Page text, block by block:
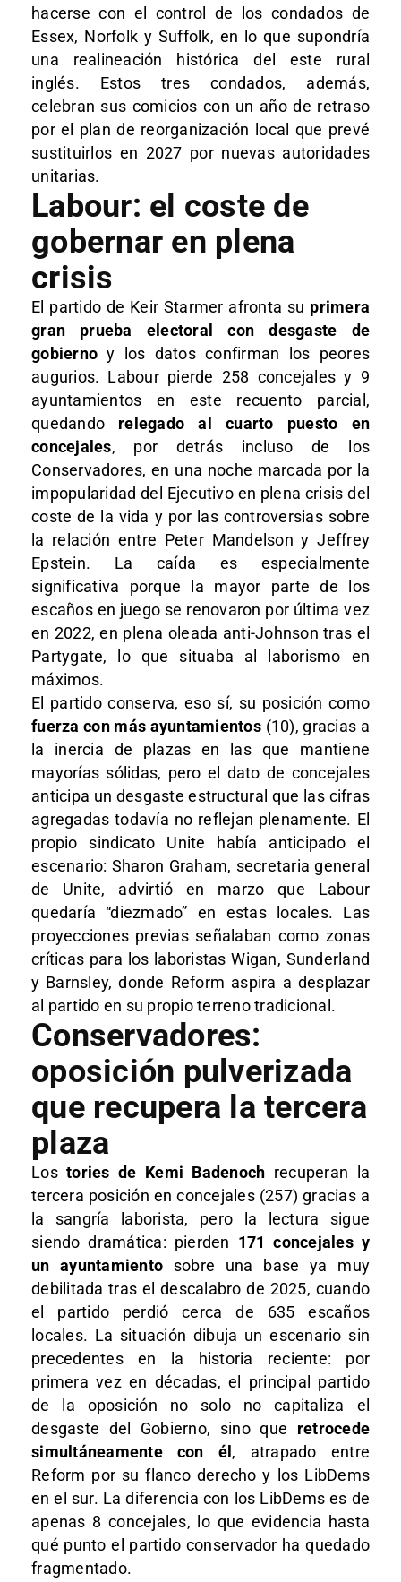
hacerse con el control de los condados de
Essex, Norfolk y Suffolk, en lo que supondría
una realineación histórica del este rural
inglés. Estos tres condados, además,
celebran sus comicios con un año de retraso
por el plan de reorganización local que prevé
sustituirlos en 2027 por nuevas autoridades
unitarias.
Labour: el coste de
gobernar en plena
crisis
El partido de Keir Starmer afronta su primera
gran prueba electoral con desgaste de
gobierno y los datos confirman los peores
augurios. Labour pierde 258 concejales y 9
ayuntamientos en este recuento parcial,
quedando relegado al cuarto puesto en
concejales, por detrás incluso de los
Conservadores, en una noche marcada por la
impopularidad del Ejecutivo en plena crisis del
coste de la vida y por las controversias sobre
la relación entre Peter Mandelson y Jeffrey
Epstein. La caída es especialmente
significativa porque la mayor parte de los
escaños en juego se renovaron por última vez
en 2022, en plena oleada anti-Johnson tras el
Partygate, lo que situaba al laborismo en
máximos.
El partido conserva, eso sí, su posición como
fuerza con más ayuntamientos (10), gracias a
la inercia de plazas en las que mantiene
mayorías sólidas, pero el dato de concejales
anticipa un desgaste estructural que las cifras
agregadas todavía no reflejan plenamente. El
propio sindicato Unite había anticipado el
escenario: Sharon Graham, secretaria general
de Unite, advirtió en marzo que Labour
quedaría “diezmado” en estas locales. Las
proyecciones previas señalaban como zonas
críticas para los laboristas Wigan, Sunderland
y Barnsley, donde Reform aspira a desplazar
al partido en su propio terreno tradicional.
Conservadores:
oposición pulverizada
que recupera la tercera
plaza
Lostories de Kemi Badenoch recuperan la
tercera posición en concejales (257) gracias a
la sangría laborista, pero la lectura sigue
siendo dramática: pierden 171 concejales y
un ayuntamiento sobre una base ya muy
debilitada tras el descalabro de 2025, cuando
el partido perdió cerca de 635 escaños
locales. La situación dibuja un escenario sin
precedentes en la historia reciente: por
primera vez en décadas, el principal partido
de la oposición no solo no capitaliza el
desgaste del Gobierno, sino que retrocede
simultáneamente con él , atrapado entre
Reform por su flanco derecho y los LibDems
en el sur. La diferencia con los LibDems es de
apenas 8 concejales, lo que evidencia hasta
qué punto el partido conservador ha quedado
fragmentado.